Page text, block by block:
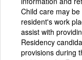
Child care may
resident's work
assist with
Residency
provisions during